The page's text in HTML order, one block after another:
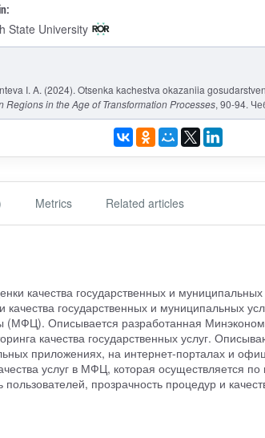
State University
I. A. (2024). Otsenka kachestva okazaniia
Regions in the Age of Transformation Processes, 90-94.
Metrics Related articles
качества государственных и
качества государственных и муниципальных
(МФЦ). Описывается разработанная
качества государственных услуг.
приложениях, на интернет-порталах и
услуг в МФЦ, которая осуществляется
пользователей, прозрачность процедур и